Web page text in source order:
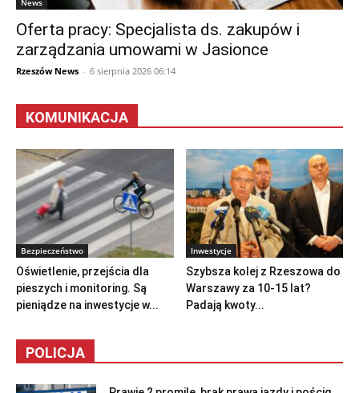
News
Oferta pracy: Specjalista ds. zakupów i
zarządzania umowami w Jasionce
Rzeszów News - 6 sierpnia 2026 06:14
KOMUNIKACJA
Bezpieczeństwo
Oświetlenie, przejścia dla
pieszych i monitoring. Są
pieniądze na inwestycje w...
Inwestycje
Szybsza kolej z Rzeszowa do
Warszawy za 10-15 lat?
Padają kwoty...
POLICJA